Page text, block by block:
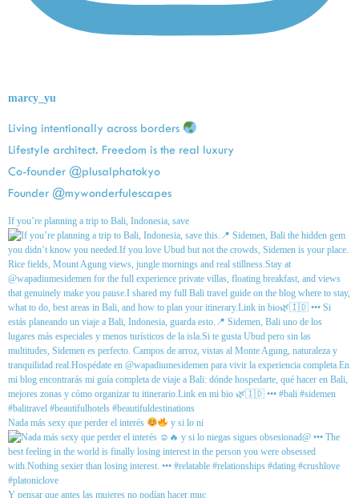
marcy_yu
Living intentionally across borders
Lifestyle architect. Freedom is the real luxury
Co-founder @plusalphatokyo
Founder @mywonderfulescapes
If you’re planning a trip to Bali, Indonesia, save
Nada más sexy que perder el interés y si lo ni
Y pensar que antes las mujeres no podían hacer muc